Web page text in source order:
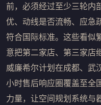
前，必须经过至少三轮
优、动线是否流畅、应急
符合国际标准。这些看似
意把第二家店、第三家店
威廉希尔计划在成都、武
小时售后响应圈覆盖至全
力量，让空间规划系统与